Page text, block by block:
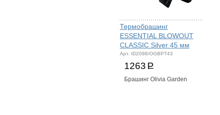
Термобрашинг
ESSENTIAL BLOWOUT
CLASSIC Silver 45 мм
Арт. ID2098/OGBPT43
1263 Р
Брашинг Olivia Garden